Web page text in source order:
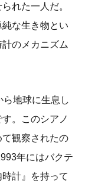
れた一人だ。
な生き物とい
のメカニズム
ら地球に生息し
。このシアノ
観察されたの
年にはバクテ
計』を持って